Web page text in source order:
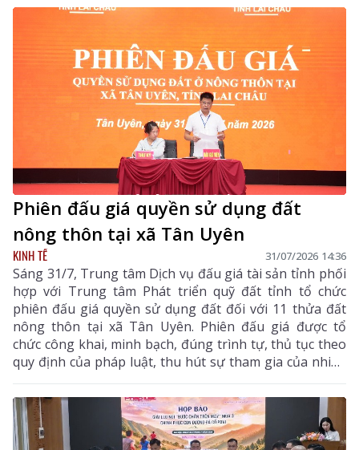
Phiên đấu giá quyền sử dụng đất
nông thôn tại xã Tân Uyên
KINH TẾ 31/07/2026 14:36
Sáng 31/7, Trung tâm Dịch vụ đấu giá tài sản tỉnh phối
hợp với Trung tâm Phát triển quỹ đất tỉnh tổ chức
phiên đấu giá quyền sử dụng đất đối với 11 thửa đất
nông thôn tại xã Tân Uyên. Phiên đấu giá được tổ
chức công khai, minh bạch, đúng trình tự, thủ tục theo
quy định của pháp luật, thu hút sự tham gia của nhiều
khách hàng có nhu cầu sử dụng đất và đầu tư.